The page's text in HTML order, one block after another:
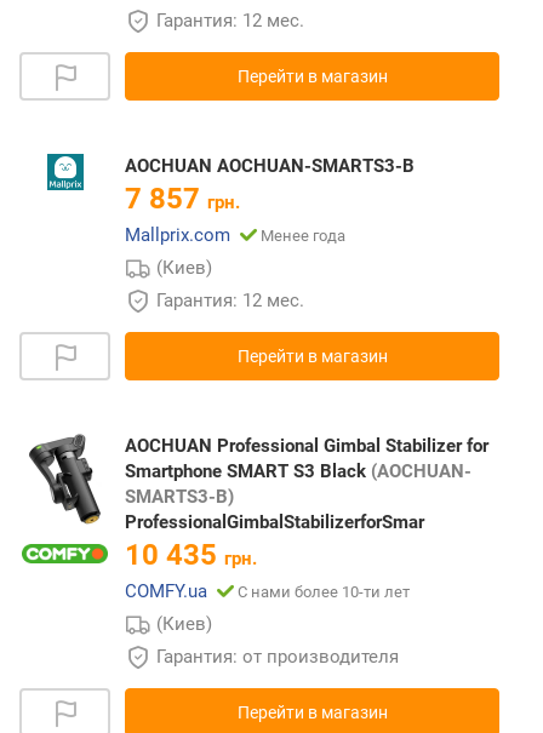
Гарантия: 12 мес.
Перейти в магазин
AOCHUAN AOCHUAN-SMARTS3-B
7 857 грн.
Mallprix.com
Менее года
(Киев)
Гарантия: 12 мес.
Перейти в магазин
AOCHUAN Professional Gimbal Stabilizer for
Smartphone SMART S3 Black (AOCHUAN-
SMARTS3-B)
ProfessionalGimbalStabilizerforSmar
10 435 грн.
COMFY.ua
С нами более 10-ти лет
(Киев)
Гарантия: от производителя
Перейти в магазин